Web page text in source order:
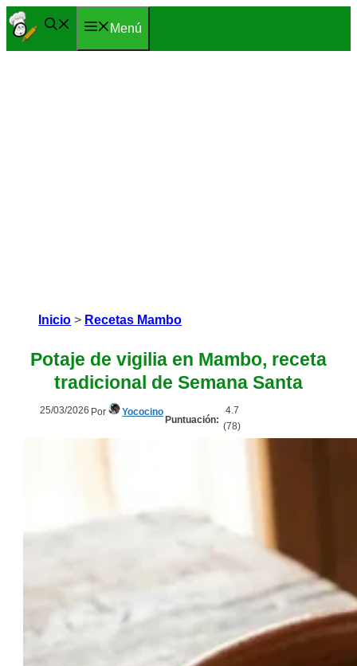
Saltar
al
Menú
Inicio > Recetas Mambo
Potaje de vigilia en Mambo, receta
tradicional de Semana Santa
25/03/2026 Por Yococino
Puntuación:
4.7
(78)